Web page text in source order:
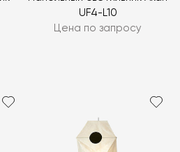
UF4-L10
Цена по запросу